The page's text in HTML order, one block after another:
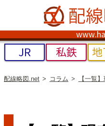
JR 私鉄
配線略図.net コラム 【一覧